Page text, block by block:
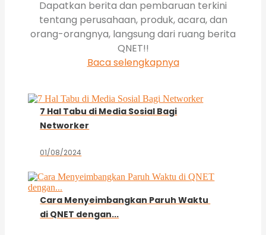
Dapatkan berita dan pembaruan terkini
tentang perusahaan, produk, acara, dan
orang-orangnya, langsung dari ruang berita
QNET!!
Baca selengkapnya
7 Hal Tabu di Media Sosial Bagi
Networker
01/08/2024
Cara Menyeimbangkan Paruh Waktu
di QNET dengan...